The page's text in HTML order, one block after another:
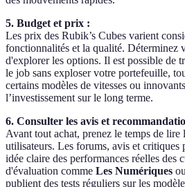
5. Budget et prix :
Les prix des Rubik’s Cubes varient
fonctionnalités et la qualité. Déterminez
d'explorer les options. Il est possible de
le job sans exploser votre portefeuille,
certains modèles de vitesses ou
l’investissement sur le long terme.
6. Consulter les avis et
Avant tout achat, prenez le temps de lire
utilisateurs. Les forums, avis et critiques
idée claire des performances réelles des
d'évaluation comme Les Numériques ou
publient des tests réguliers sur les